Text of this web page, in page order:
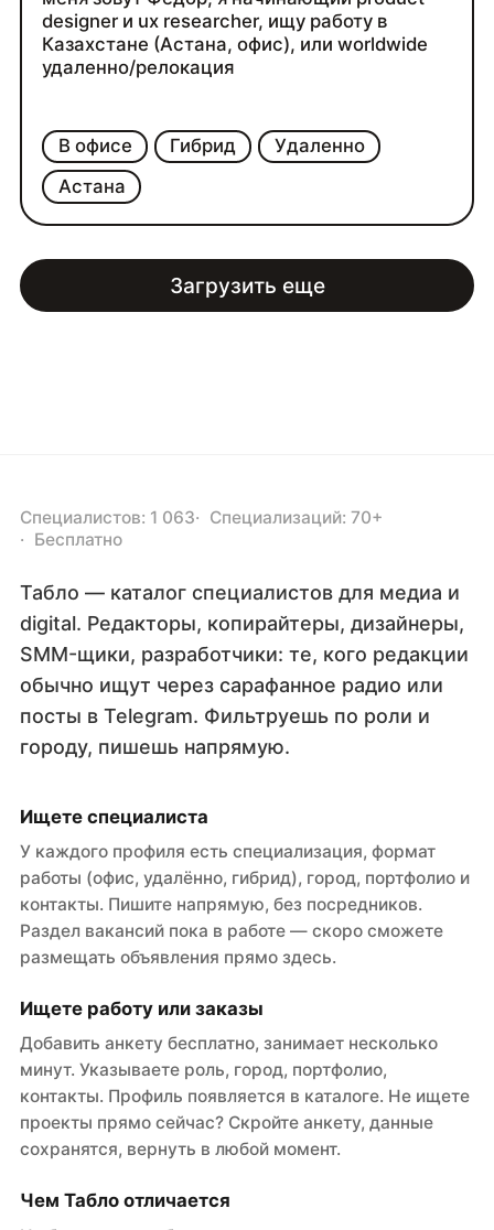
В офисе Гибрид
Удаленно
Астана
designer и ux researcher, ищу работу в
Казахстане (Астана, офис), или worldwide
удаленно/релокация
Загрузить еще
Специалистов: 1 063
Специализаций: 70+
Бесплатно
Табло — каталог специалистов для медиа и
digital. Редакторы, копирайтеры, дизайнеры,
SMM-щики, разработчики: те, кого редакции
обычно ищут через сарафанное радио или
посты в Telegram. Фильтруешь по роли и
городу, пишешь напрямую.
Ищете специалиста
У каждого профиля есть специализация, формат
работы (офис, удалённо, гибрид), город, портфолио и
контакты. Пишите напрямую, без посредников.
Раздел вакансий пока в работе — скоро сможете
размещать объявления прямо здесь.
Ищете работу или заказы
Добавить анкету бесплатно, занимает несколько
минут. Указываете роль, город, портфолио,
контакты. Профиль появляется в каталоге. Не ищете
проекты прямо сейчас? Скройте анкету, данные
сохранятся, вернуть в любой момент.
Чем Табло отличается